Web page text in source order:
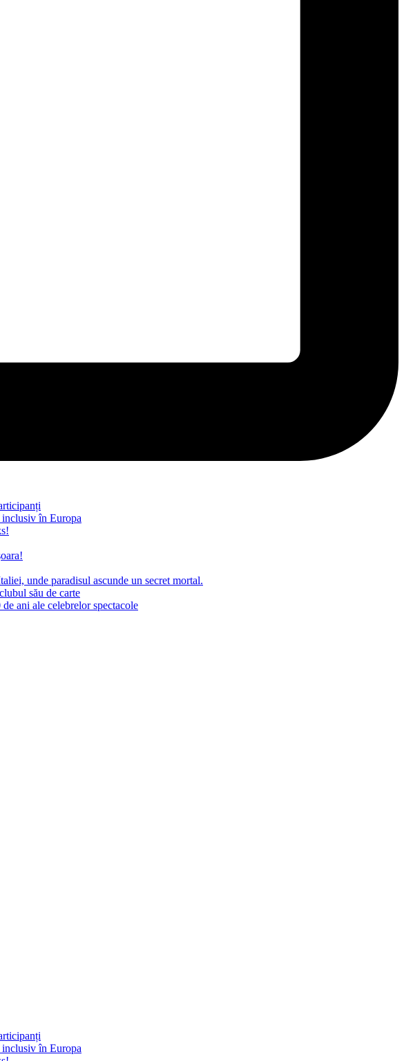
în Europa
unde paradisul ascunde un secret mortal.
său de carte
ani ale celebrelor spectacole
în Europa